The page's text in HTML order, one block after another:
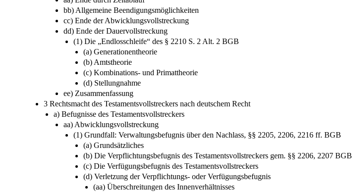
bb) Allgemeine Beendigungsmöglichkeiten
cc) Ende der Abwicklungsvollstreckung
dd) Ende der Dauervollstreckung
(1) Die „Endlosschleife“ des § 2210 S. 2 Alt. 2 BGB
(a) Generationentheorie
(b) Amtstheorie
(c) Kombinations- und Primattheorie
(d) Stellungnahme
ee) Zusammenfassung
3 Rechtsmacht des Testamentsvollstreckers nach deutschem Recht
a) Befugnisse des Testamentsvollstreckers
aa) Abwicklungsvollstreckung
(1) Grundfall: Verwaltungsbefugnis über den Nachlass, §§ 2205, 2206, 2216 ff. BGB
(a) Grundsätzliches
(b) Die Verpflichtungsbefugnis des Testamentsvollstreckers gem. §§ 2206, 2207 BGB
(c) Die Verfügungsbefugnis des Testamentsvollstreckers
(d) Verletzung der Verpflichtungs- oder Verfügungsbefugnis
(aa) Überschreitungen des Innenverhältnisses